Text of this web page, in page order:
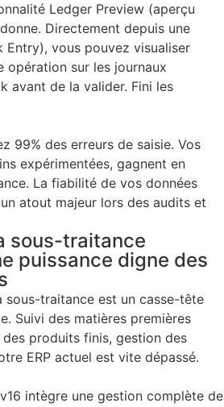
Ledger Preview (aperçu
Directement depuis une
vous pouvez visualiser
opération sur les journaux
avant de la valider. Fini les
99% des erreurs de saisie. Vos
expérimentées, gagnent en
La fiabilité de vos données
atout majeur lors des audits et
sous-traitance
puissance digne des
sous-traitance est un casse-tête
Suivi des matières premières
produits finis, gestion des
ERP actuel est vite dépassé.
intègre une gestion complète de